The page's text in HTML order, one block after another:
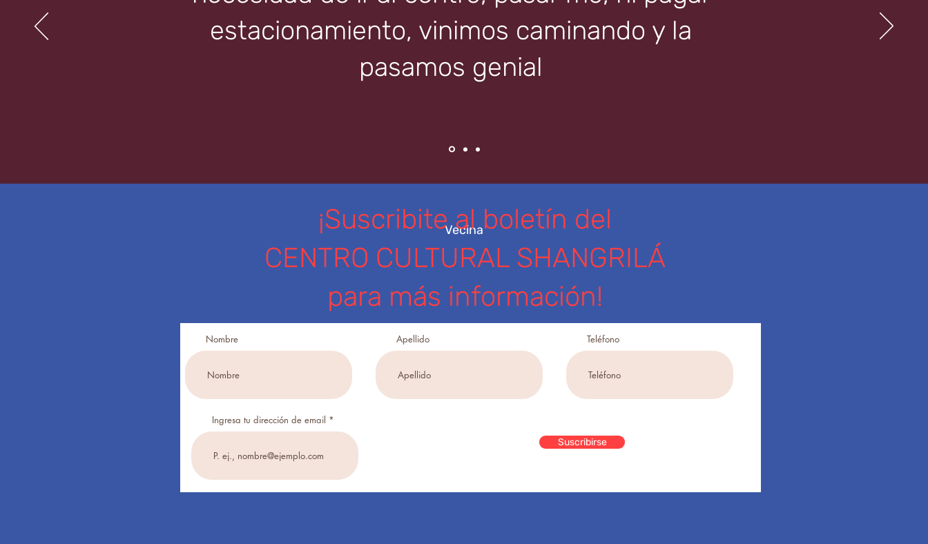
estacionamiento, vinimos caminando y la
pasamos genial
Vecina
¡Suscribite al boletín del
CENTRO CULTURAL SHANGRILÁ
para más información!
Nombre
Ingresa tu dirección de email
Apellido Teléfono
Suscribirse